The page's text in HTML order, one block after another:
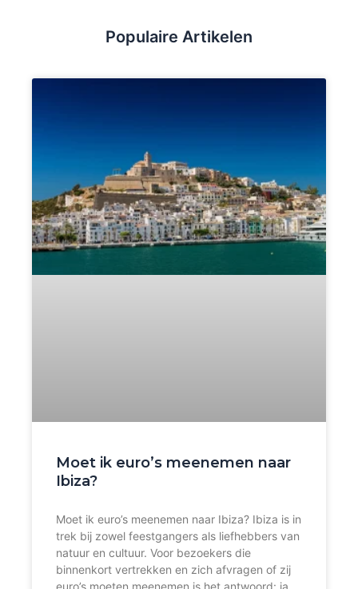
Populaire Artikelen
Moet ik euro’s meenemen naar
Ibiza?
Moet ik euro’s meenemen naar Ibiza? Ibiza is in
trek bij zowel feestgangers als liefhebbers van
natuur en cultuur. Voor bezoekers die
binnenkort vertrekken en zich afvragen of zij